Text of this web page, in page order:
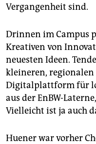
Vergangenheit sind.
Drinnen im Campus
Kreativen von
neuesten Ideen.
kleineren,
Digitalplattform für
aus der EnBW-
Vielleicht ist ja auch
Huener war vorher